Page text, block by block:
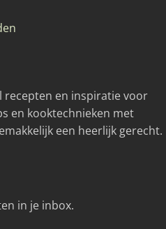
recepten en inspiratie voor
en kooktechnieken met
een heerlijk gerecht.
in je inbox.